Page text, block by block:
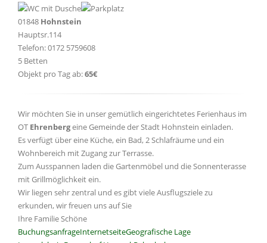
01848 Hohnstein
Hauptsr.114
Telefon: 0172 5759608
5 Betten
Objekt pro Tag ab:65€
Wir möchten Sie in unser gemütlich eingerichtetes Ferienhaus im
OT Ehrenbergeine Gemeinde der Stadt Hohnstein einladen.
Es verfügt über eine Küche, ein Bad, 2 Schlafräume und ein
Wohnbereich mit Zugang zur Terrasse.
Zum Ausspannen laden die Gartenmöbel und die Sonnenterasse
mit Grillmöglichkeit ein.
Wir liegen sehr zentral und es gibt viele Ausflugsziele zu
erkunden, wir freuen uns auf Sie
Ihre Familie Schöne
BuchungsanfrageInternetseiteGeografische Lage